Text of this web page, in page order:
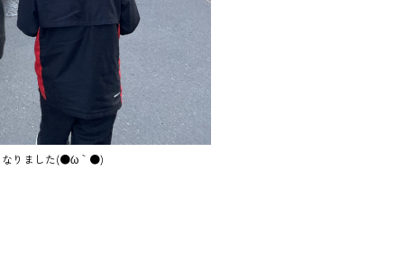
りました(●´ω｀●)